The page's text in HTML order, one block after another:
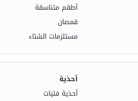
أطقم متناسقة
قمصان
مستلزمات الشتاء
أحذية
أحذية فتيات